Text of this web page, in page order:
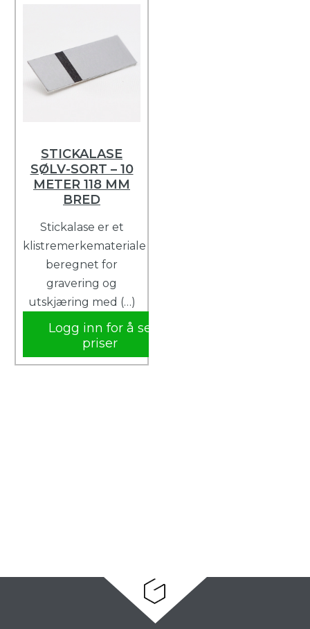
STICKALASE
SØLV-SORT – 10
METER 118 MM
BRED
Stickalase er et
klistremerkemateriale
beregnet for
gravering og
utskjæring med (…)
Logg inn for å se
priser